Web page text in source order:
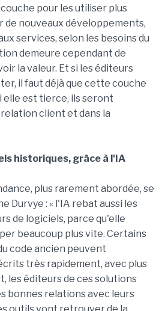
pour les utiliser plus
de nouveaux développements,
services, selon les besoins du
demeure cependant de
la valeur. Et si les éditeurs
il faut déjà que cette couche
elle est tierce, ils seront
client et dans la
historiques, grâce à l'IA
plus rarement abordée, se
Durvye : « l'IA rebat aussi les
de logiciels, parce qu'elle
beaucoup plus vite. Certains
code ancien peuvent
très rapidement, avec plus
les éditeurs de ces solutions
bonnes relations avec leurs